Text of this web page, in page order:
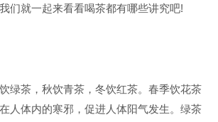
们就一起来看看喝茶都有哪些讲究吧!
茶，秋饮青茶，冬饮红茶。春季饮花茶
人体内的寒邪，促进人体阳气发生。绿茶